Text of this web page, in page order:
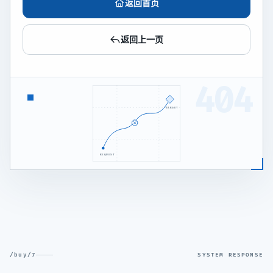
返回首页
返回上一页
REQUEST
TARGET
/buy/7 SYSTEM RESPONSE